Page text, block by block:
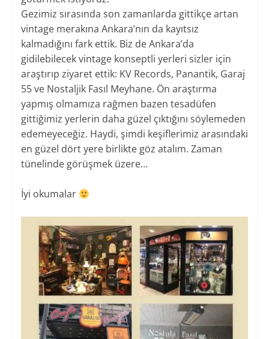
Gezimiz sırasında son zamanlarda gittikçe artan
vintage merakına Ankara’nın da kayıtsız
kalmadığını fark ettik. Biz de Ankara’da
gidilebilecek vintage konseptli yerleri sizler için
araştırıp ziyaret ettik: KV Records, Panantik, Garaj
55 ve Nostaljik Fasıl Meyhane. Ön araştırma
yapmış olmamıza rağmen bazen tesadüfen
gittiğimiz yerlerin daha güzel çıktığını söylemeden
edemeyeceğiz. Haydi, şimdi keşiflerimiz arasındaki
en güzel dört yere birlikte göz atalım. Zaman
tünelinde görüşmek üzere…
İyi okumalar